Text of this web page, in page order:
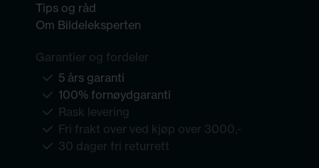
Tips og råd
Om Bildeleksperten
Garantier og fordeler
5 års garanti
100% fornøydgaranti
Rask levering
Fri frakt over ved kjøp over 3000,-
30 dager fri returrett